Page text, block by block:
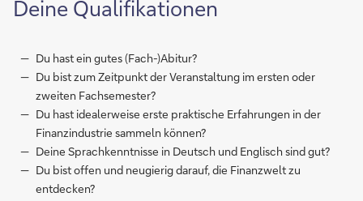
Deine Qualifikationen
Du hast ein gutes (Fach-)Abitur?
Du bist zum Zeitpunkt der Veranstaltung im ersten oder
zweiten Fachsemester?
Du hast idealerweise erste praktische Erfahrungen in der
Finanzindustrie sammeln können?
Deine Sprachkenntnisse in Deutsch und Englisch sind gut?
Du bist offen und neugierig darauf, die Finanzwelt zu
entdecken?